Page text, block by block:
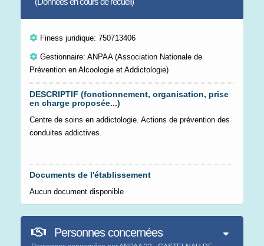
Finess juridique: 750713406
Gestionnaire: ANPAA (Association Nationale de
Prévention en Alcoologie et Addictologie)
DESCRIPTIF (fonctionnement, organisation, prise
en charge proposée...)
Centre de soins en addictologie. Actions de prévention des
conduites addictives.
Documents de l'établissement
Aucun document disponible
Personnes concernées